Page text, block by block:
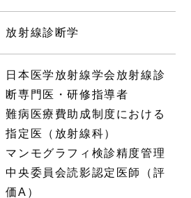
放射線診断学
日本医学放射線学会放射線診
断専門医・研修指導者
難病医療費助成制度における
指定医（放射線科）
マンモグラフィ検診精度管理
中央委員会読影認定医師（評
価A）